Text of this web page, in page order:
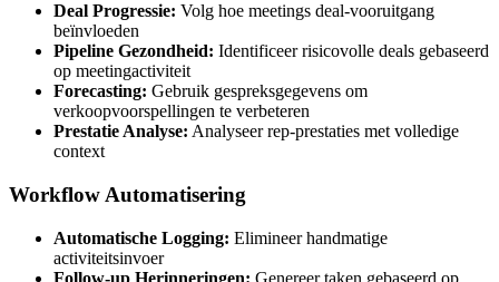
Deal Progressie: Volg hoe meetings deal-vooruitgang
beïnvloeden
Pipeline Gezondheid: Identificeer risicovolle deals gebaseerd
op meetingactiviteit
Forecasting: Gebruik gespreksgegevens om
verkoopvoorspellingen te verbeteren
Prestatie Analyse: Analyseer rep-prestaties met volledige
context
Workflow Automatisering
Automatische Logging: Elimineer handmatige
activiteitsinvoer
Follow-up Herinneringen: Genereer taken gebaseerd op